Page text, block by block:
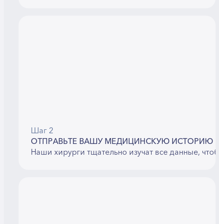
Шаг 2
ОТПРАВЬТЕ ВАШУ МЕДИЦИНСКУЮ ИСТОРИЮ
Наши хирурги тщательно изучат все данные,